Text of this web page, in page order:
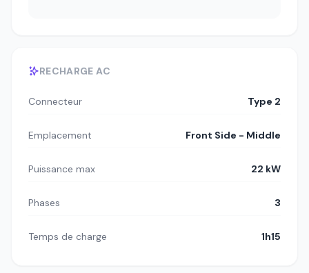
RECHARGE AC
Connecteur Type 2
Emplacement Front Side - Middle
Puissance max 22 kW
Phases 3
Temps de charge 1h15